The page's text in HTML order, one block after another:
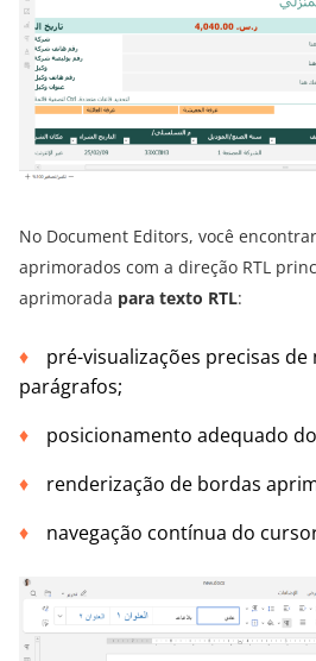
No Document Editors, você
aprimorados com a direção RTL
aprimorada para texto RTL:
pré-visualizações precisas
parágrafos;
posicionamento adequado
renderização de bordas
navegação contínua do